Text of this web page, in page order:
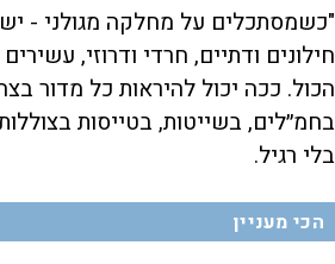
"כשמסתכלים על מחלקה מגולני -
חילונים ודתיים, חרדי ודרוזי,
הכול. ככה יכול להיראות כל מדור
בחמ״לים, בשייטות, בטייסות
בלי רגיל.
הכי מעניין